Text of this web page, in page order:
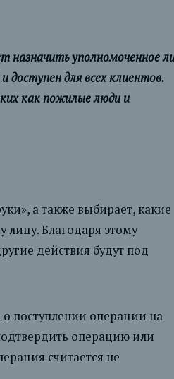
назначить уполномоченное
доступен для всех клиентов.
как пожилые люди и
а также выбирает, какие
Благодаря этому
действия будут под
поступлении операции на
операцию или
считается не